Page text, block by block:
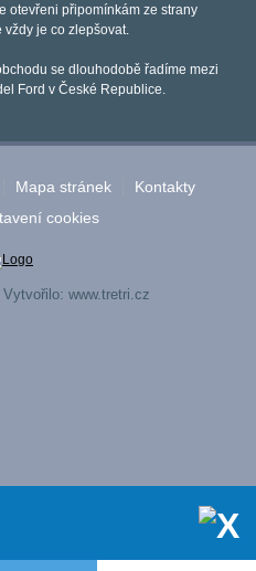
otevřeni připomínkám ze strany
vždy je co zlepšovat.
se dlouhodobě řadíme mezi
Ford v České Republice.
Mapa stránek
Kontakty
cookies
www.tretri.cz